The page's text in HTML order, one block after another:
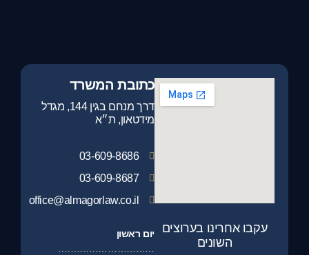
עקבו אחרינו בערוצים
השונים
כתובת המשרד
דרך מנחם בגין 144, מגדל
מידטאון, ת״א
03-609-8686
03-609-8687
office@almagorlaw.co.il
יום ראשון
………………………….